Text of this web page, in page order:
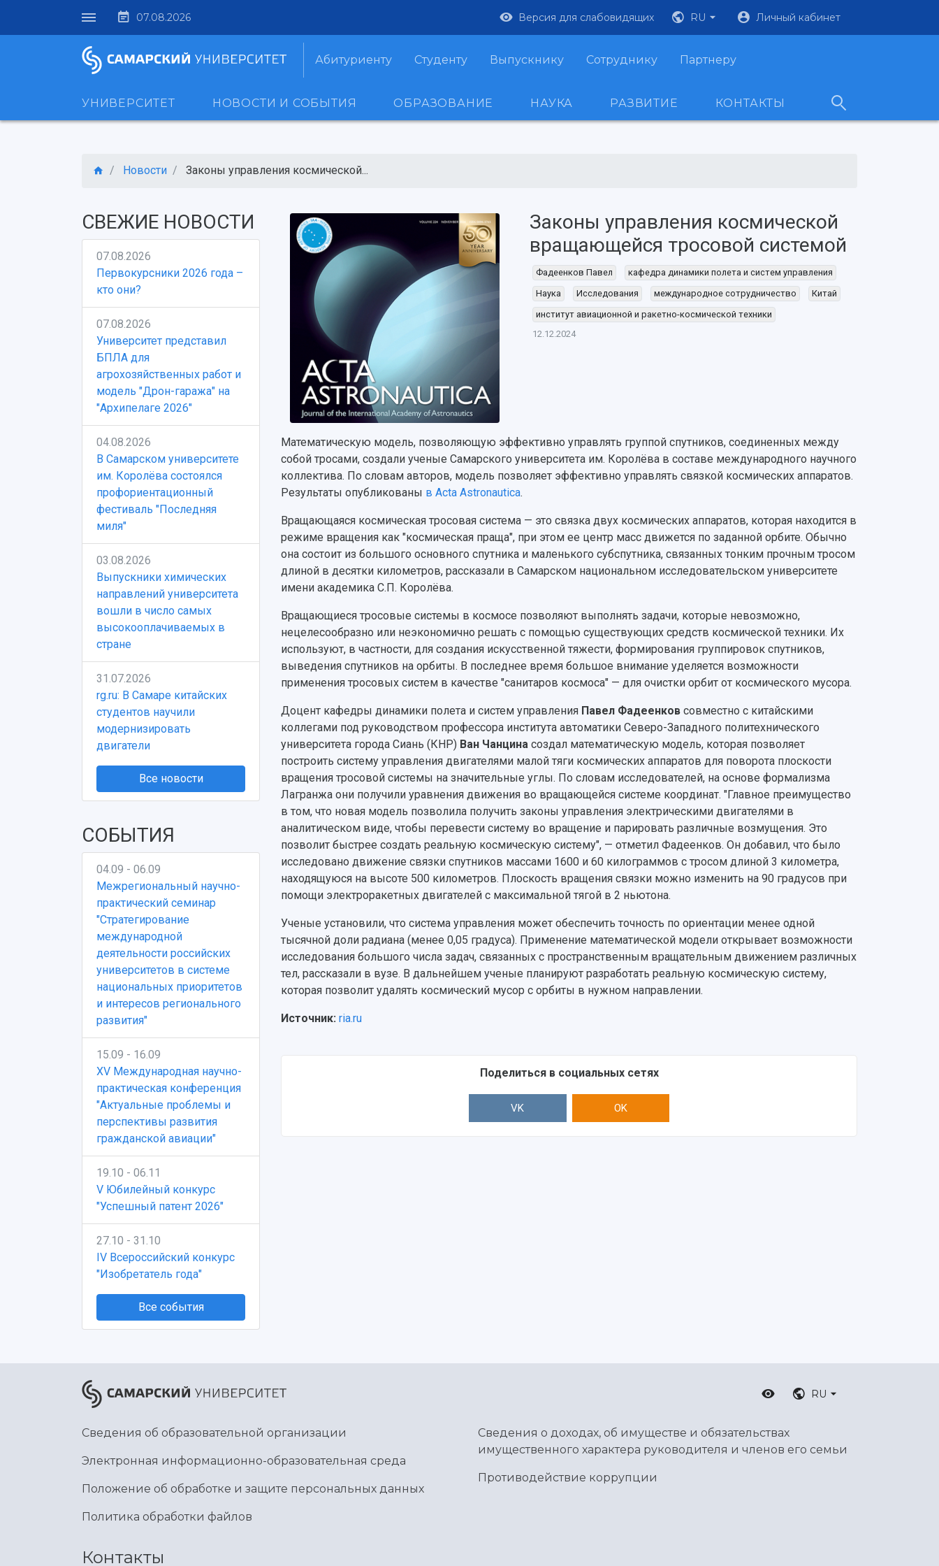
07.08.2026 Версия для слабовидящих RU Личный кабинет
Абитуриенту Студенту Выпускнику Сотруднику Партнеру
УНИВЕРСИТЕТ НОВОСТИ И СОБЫТИЯ ОБРАЗОВАНИЕ НАУКА РАЗВИТИЕ КОНТАКТЫ
Новости Законы управления космической...
СВЕЖИЕ НОВОСТИ
07.08.2026
Первокурсники 2026 года –
кто они?
07.08.2026
Университет представил
БПЛА для
агрохозяйственных работ и
модель "Дрон-гаража" на
"Архипелаге 2026"
04.08.2026
В Самарском университете
им. Королёва состоялся
профориентационный
фестиваль "Последняя
миля"
03.08.2026
Выпускники химических
направлений университета
вошли в число самых
высокооплачиваемых в
стране
31.07.2026
rg.ru: В Самаре китайских
студентов научили
модернизировать
двигатели
Все новости
СОБЫТИЯ
04.09 - 06.09
Межрегиональный научно-
практический семинар
"Стратегирование
международной
деятельности российских
университетов в системе
национальных приоритетов
и интересов регионального
развития"
15.09 - 16.09
XV Международная научно-
практическая конференция
"Актуальные проблемы и
перспективы развития
гражданской авиации"
19.10 - 06.11
V Юбилейный конкурс
"Успешный патент 2026"
27.10 - 31.10
IV Всероссийский конкурс
"Изобретатель года"
Все события
Законы управления космической
вращающейся тросовой системой
Фадеенков Павел
кафедра динамики полета и систем управления
Наука
Исследования международное сотрудничество
Китай
институт авиационной и ракетно-космической техники
12.12.2024
Математическую модель, позволяющую эффективно управлять группой спутников, соединенных между
собой тросами, создали ученые Самарского университета им. Королёва в составе международного научного
коллектива. По словам авторов, модель позволяет эффективно управлять связкой космических аппаратов.
Результаты опубликованы в Acta Astronautica.
Вращающаяся космическая тросовая система — это связка двух космических аппаратов, которая находится в
режиме вращения как "космическая праща", при этом ее центр масс движется по заданной орбите. Обычно
она состоит из большого основного спутника и маленького субспутника, связанных тонким прочным тросом
длиной в десятки километров, рассказали в Самарском национальном исследовательском университете
имени академика С.П. Королёва.
Вращающиеся тросовые системы в космосе позволяют выполнять задачи, которые невозможно,
нецелесообразно или неэкономично решать с помощью существующих средств космической техники. Их
используют, в частности, для создания искусственной тяжести, формирования группировок спутников,
выведения спутников на орбиты. В последнее время большое внимание уделяется возможности
применения тросовых систем в качестве "санитаров космоса" — для очистки орбит от космического мусора.
Доцент кафедры динамики полета и систем управления Павел Фадеенков совместно с китайскими
коллегами под руководством профессора института автоматики Северо-Западного политехнического
университета города Сиань (КНР) Ван Чанцина создал математическую модель, которая позволяет
построить систему управления двигателями малой тяги космических аппаратов для поворота плоскости
вращения тросовой системы на значительные углы. По словам исследователей, на основе формализма
Лагранжа они получили уравнения движения во вращающейся системе координат. "Главное преимущество
в том, что новая модель позволила получить законы управления электрическими двигателями в
аналитическом виде, чтобы перевести систему во вращение и парировать различные возмущения. Это
позволит быстрее создать реальную космическую систему", — отметил Фадеенков. Он добавил, что было
исследовано движение связки спутников массами 1600 и 60 килограммов с тросом длиной 3 километра,
находящуюся на высоте 500 километров. Плоскость вращения связки можно изменить на 90 градусов при
помощи электроракетных двигателей с максимальной тягой в 2 ньютона.
Ученые установили, что система управления может обеспечить точность по ориентации менее одной
тысячной доли радиана (менее 0,05 градуса). Применение математической модели открывает возможности
исследования большого числа задач, связанных с пространственным вращательным движением различных
тел, рассказали в вузе. В дальнейшем ученые планируют разработать реальную космическую систему,
которая позволит удалять космический мусор с орбиты в нужном направлении.
Источник: ria.ru
Поделиться в социальных сетях
VK OK
RU
Сведения об образовательной организации
Электронная информационно-образовательная среда
Положение об обработке и защите персональных данных
Политика обработки файлов
Сведения о доходах, об имуществе и обязательствах
имущественного характера руководителя и членов его семьи
Противодействие коррупции
Контакты